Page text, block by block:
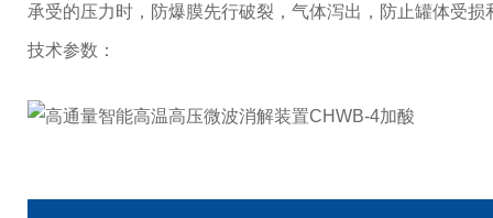
承受的压力时，防爆膜先行破裂，气体泻出，防止罐体受损
技术参数：